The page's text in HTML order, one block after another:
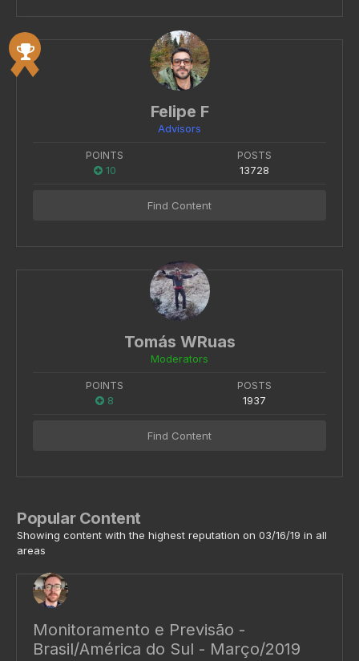
Felipe F
Advisors
POINTS
10
POSTS
13728
Find Content
Tomás WRuas
Moderators
POINTS
8
POSTS
1937
Find Content
Popular Content
Showing content with the highest reputation on 03/16/19 in all
areas
Monitoramento e Previsão -
Brasil/América do Sul - Março/2019